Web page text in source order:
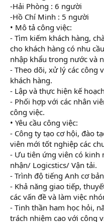
-Hải Phòng : 6 người
-Hồ Chí Minh : 5 người
• Mô tả công việc:
- Tìm kiếm khách hàng,
cho khách hàng có nhu
nhập khẩu trong nước và
- Theo dõi, xử lý các công
khách hàng.
- Lập và thực hiện kế
- Phối hợp với các nhân
công việc.
• Yêu cầu công việc:
- Công ty tạo cơ hội, đào
viên mới tốt nghiệp các
- Ưu tiên ứng viên có
nhận/ Logicstics/ Vận tải.
- Trình độ tiếng Anh cơ
- Khả năng giao tiếp,
các vấn đề và làm việc
- Tinh thần ham học hỏi,
trách nhiệm cao với công